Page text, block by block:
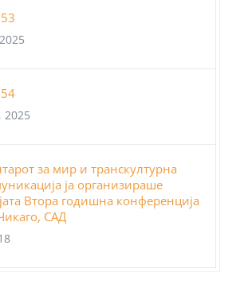
2025
за мир и транскултурна
ја организираше
Втора годишна конференција
САД